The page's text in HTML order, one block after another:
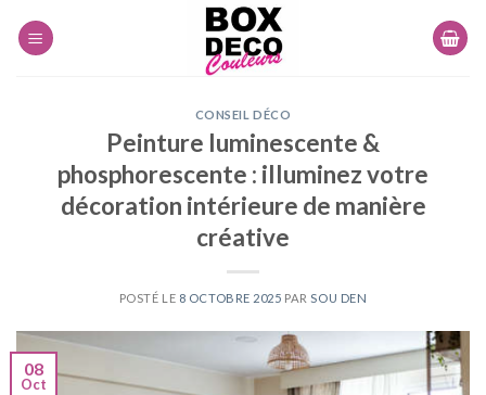
CONSEIL DÉCO
Peinture luminescente &
phosphorescente : illuminez votre
décoration intérieure de manière
créative
POSTÉ LE 8 OCTOBRE 2025 PAR SOU DEN
08
Oct